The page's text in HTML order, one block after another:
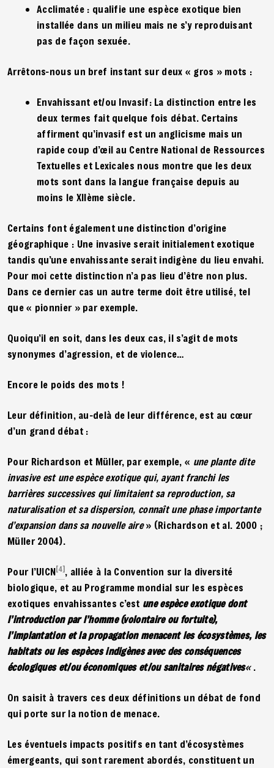
Acclimatée : qualifie une espèce exotique bien
installée dans un milieu mais ne s’y reproduisant
pas de façon sexuée.
Arrêtons-nous un bref instant sur deux « gros » mots :
Envahissant et/ou Invasif: La distinction entre les
deux termes fait quelque fois débat. Certains
affirment qu’invasif est un anglicisme mais un
rapide coup d’œil au Centre National de Ressources
Textuelles et Lexicales nous montre que les deux
mots sont dans la langue française depuis au
moins le XIIème siècle.
Certains font également une distinction d’origine
géographique : Une invasive serait initialement exotique
tandis qu’une envahissante serait indigène du lieu envahi.
Pour moi cette distinction n’a pas lieu d’être non plus.
Dans ce dernier cas un autre terme doit être utilisé, tel
que « pionnier » par exemple.
Quoiqu’il en soit, dans les deux cas, il s’agit de mots
synonymes d’agression, et de violence…
Encore le poids des mots !
Leur définition, au-delà de leur différence, est au cœur
d’un grand débat :
Pour Richardson et Müller, par exemple, « une plante dite
invasive est une espèce exotique qui, ayant franchi les
barrières successives qui limitaient sa reproduction, sa
naturalisation et sa dispersion, connaît une phase importante
d’expansion dans sa nouvelle aire» (Richardson et al. 2000 ;
Müller 2004).
Pour l’UICN[4], alliée à la Convention sur la diversité
biologique, et au Programme mondial sur les espèces
exotiques envahissantes c’est une espèce exotique dont
l’introduction par l’homme (volontaire ou fortuite),
l’implantation et la propagation menacent les écosystèmes, les
habitats ou les espèces indigènes avec des conséquences
écologiques et/ou économiques et/ou sanitaires négatives«.
On saisit à travers ces deux définitions un débat de fond
qui porte sur la notion de menace.
Les éventuels impacts positifs en tant d’écosystèmes
émergeants, qui sont rarement abordés, constituent un